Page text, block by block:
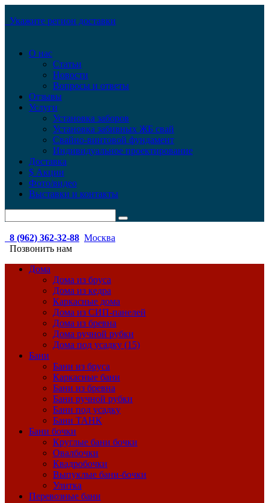
Укажите регион доставки
О нас
Статьи
Новости
Вопросы и ответы
Отзывы
Услуги
Установка заборов
Установка забивных ЖБ свай
Свайно-винтовой фундамент
Индивидуальное проектирование
Доставка
$ Акции
Фото/видео
Выставки и контакты
8 (962) 362-32-88 Москва
Позвонить нам
Дома
Дома из бруса
Дома из кедра
Каркасные дома
Дома из СИП-панелей
Дома из бревна
Дома ручной рубки
Дома под усадку (15)
Бани
Бани из бруса
Каркасные бани
Бани из бревна
Бани ручной рубки
Бани под усадку
Бани ТАНК
Бани бочки
Круглые бани бочки
Овалбочки
Квадробочки
Выпуклые бани-бочки
Улитка
Перевозные бани